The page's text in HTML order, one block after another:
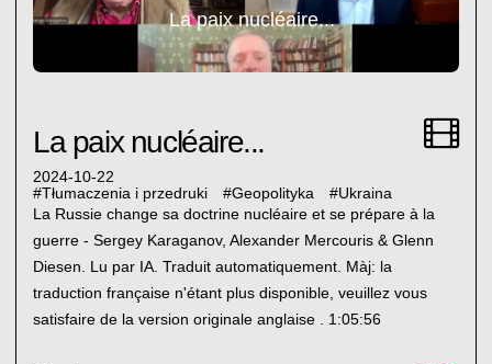
La paix nucléaire...
La paix nucléaire...
2024-10-22
#Tłumaczenia i przedruki #Geopolityka #Ukraina
La Russie change sa doctrine nucléaire et se prépare à la
guerre - Sergey Karaganov, Alexander Mercouris & Glenn
Diesen. Lu par IA. Traduit automatiquement. Màj: la
traduction française n'étant plus disponible, veuillez vous
satisfaire de la version originale anglaise . 1:05:56